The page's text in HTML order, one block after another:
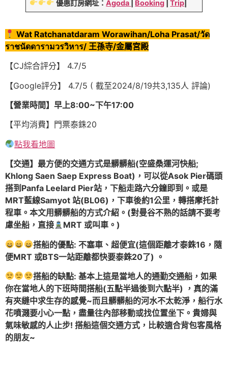
優惠訂房網址：Agoda Booking |Trip
Wat Ratchanatdaram Worawihan/Loha Prasat/วัด​
ราชนัดดารามวรวิหาร​/ 王孫寺/金屬宮殿
【CJ綜合評分】 4.7/5
【Google評分】 4.7/5 ( 截至2024/8/19共3,135人 評論)
【營業時間】早上8:00~下午17:00
【平均消費】門票泰銖20
點我看地圖
【交通】最方便的交通方式是髒髒船(空盛桑運河快船;
Khlong Saen Saep Express Boat)，可以從Asok Pier碼頭
搭到Panfa Leelard Pier站，下船走路六分鐘即到。或是
MRT藍線Samyot 站(BL06)，下車後約1公里，轉搭摩托計
程車。本文用髒髒船的方式介紹。(對曼谷不熟的話請不要考
慮坐船，直接
MRT 或叫車。)
搭船的優點: 不塞車、超便宜(這個距離才泰銖16，隨
便MRT 或BTS一站距離都快要泰銖20了) 。
搭船的缺點: 基本上這是當地人的通勤交通船，如果
你在當地人的下班時間搭船(五點半過後到六點半) ，真的滿
有夾縫中求生存的感覺~而且髒髒船的河水不太乾淨，船行水
花噴濺要小心一點，盡量往內部移動或找位置坐下。貴婦與
氣味敏感的人止步! 搭船這個交通方式，比較適合背包客風格
的朋友~